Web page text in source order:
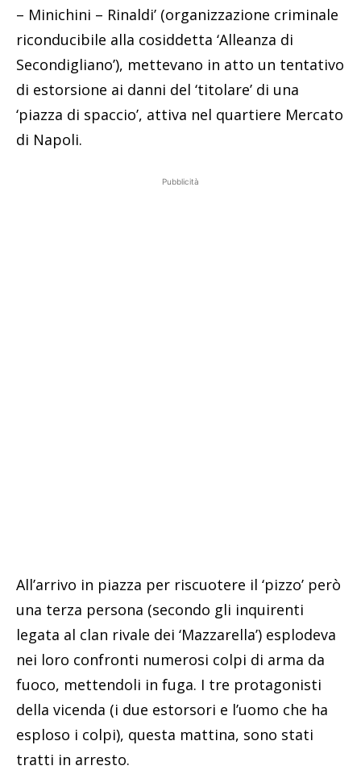
– Minichini – Rinaldi’ (organizzazione criminale
riconducibile alla cosiddetta ‘Alleanza di
Secondigliano’), mettevano in atto un tentativo
di estorsione ai danni del ‘titolare’ di una
‘piazza di spaccio’, attiva nel quartiere Mercato
di Napoli.
Pubblicità
All’arrivo in piazza per riscuotere il ‘pizzo’ però
una terza persona (secondo gli inquirenti
legata al clan rivale dei ‘Mazzarella’) esplodeva
nei loro confronti numerosi colpi di arma da
fuoco, mettendoli in fuga. I tre protagonisti
della vicenda (i due estorsori e l’uomo che ha
esploso i colpi), questa mattina, sono stati
tratti in arresto.